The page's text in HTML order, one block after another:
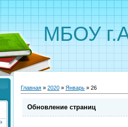
МБОУ
Главная » 2020 » Январь » 26
Обновление страниц